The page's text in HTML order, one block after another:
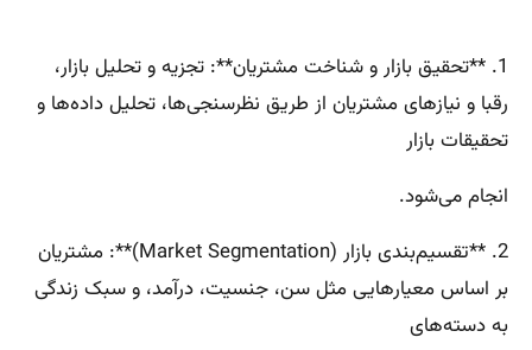
1. **تحقیق بازار و شناخت مشتریان**: تجزیه و تحلیل بازار،
رقبا و نیازهای مشتریان از طریق نظرسنجی‌ها، تحلیل داده‌ها و
تحقیقات بازار
انجام می‌شود.
2. **تقسیم‌بندی بازار (Market Segmentation)**: مشتریان
بر اساس معیارهایی مثل سن، جنسیت، درآمد، و سبک زندگی
به دسته‌های